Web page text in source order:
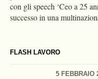
FLASH LAVORO
5 FEBBRAIO
con gli speech ‘Ceo a 25
successo in una